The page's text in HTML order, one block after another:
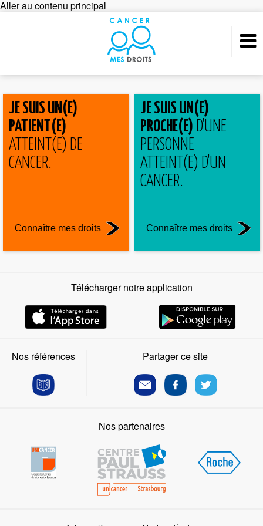
Aller au contenu principal
JE SUIS UN(E)
PATIENT(E)
ATTEINT(E) DE
CANCER.
Connaître mes droits
JE SUIS UN(E)
PROCHE(E) D'UNE
PERSONNE
ATTEINT(E) D'UN
CANCER.
Connaître mes droits
Télécharger notre application
Nos références Partager ce site
Nos partenaires